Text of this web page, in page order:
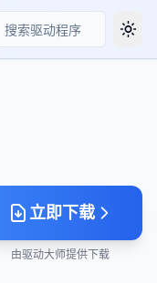
立即下载
由驱动大师提供下载